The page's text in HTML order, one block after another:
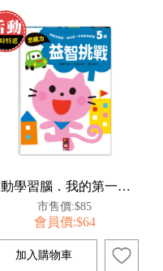
啟動學習腦．我的第一本動腦遊戲書：5歲益智挑戰
市售價:$85
會員價:$64